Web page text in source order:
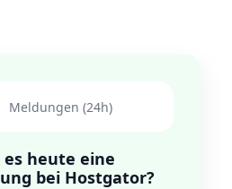
Meldungen (24h)
es heute eine
bei Hostgator?